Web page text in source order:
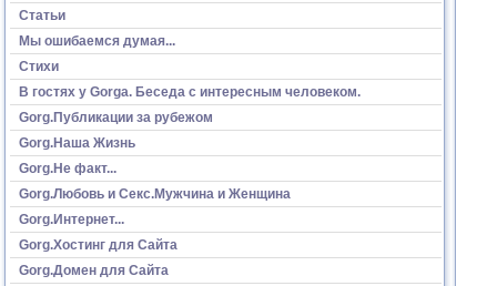
Статьи
Мы ошибаемся думая...
Стихи
В гостях у Gorga. Беседа с интересным человеком.
Gorg.Публикации за рубежом
Gorg.Наша Жизнь
Gorg.Не факт...
Gorg.Любовь и Секс.Мужчина и Женщина
Gorg.Интернет...
Gorg.Хостинг для Сайта
Gorg.Домен для Сайта